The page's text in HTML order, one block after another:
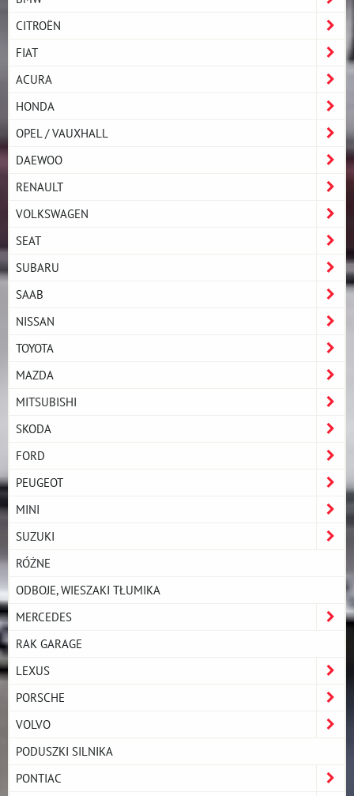
CITROËN
FIAT
ACURA
HONDA
OPEL / VAUXHALL
DAEWOO
RENAULT
VOLKSWAGEN
SEAT
SUBARU
SAAB
NISSAN
TOYOTA
MAZDA
MITSUBISHI
SKODA
FORD
PEUGEOT
MINI
SUZUKI
RÓŻNE
ODBOJE, WIESZAKI TŁUMIKA
MERCEDES
RAK GARAGE
LEXUS
PORSCHE
VOLVO
PODUSZKI SILNIKA
PONTIAC